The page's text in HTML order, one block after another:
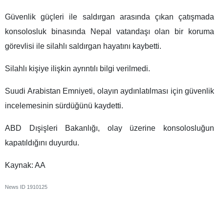
Güvenlik güçleri ile saldırgan arasında çıkan çatışmada
konsolosluk binasında Nepal vatandaşı olan bir koruma
görevlisi ile silahlı saldırgan hayatını kaybetti.
Silahlı kişiye ilişkin ayrıntılı bilgi verilmedi.
Suudi Arabistan Emniyeti, olayın aydınlatılması için güvenlik
incelemesinin sürdüğünü kaydetti.
ABD Dışişleri Bakanlığı, olay üzerine konsolosluğun
kapatıldığını duyurdu.
Kaynak: AA
News ID 1910125